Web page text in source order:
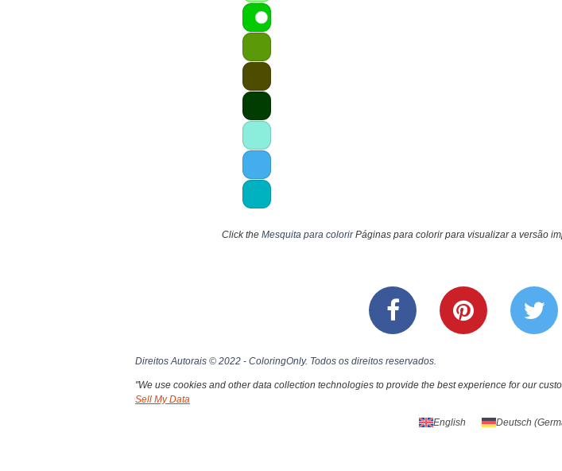
Click the Mesquita para colorirPáginas para colorir para visualizar a versão
Direitos Autorais © 2022 - ColoringOnly. Todos os direitos reservados.
"We use cookies and other data collection technologies to provide the best experience for our
Sell My Data
English Deutsch (